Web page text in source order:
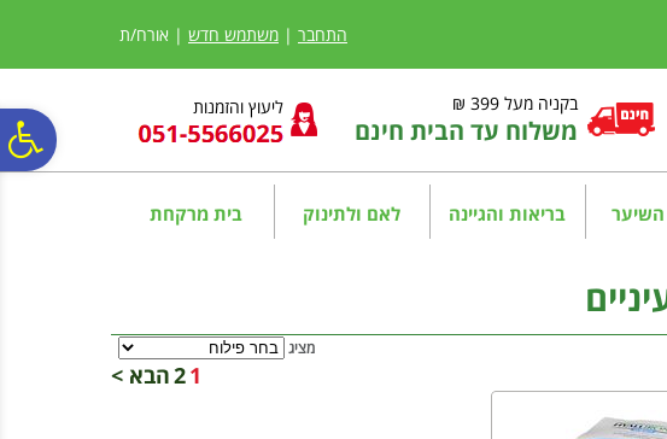
נגישות
אתר
המרכזי התחבר | משתמש חדש | אורח/ת
בקניה מעל 399 ₪
משלוח עד הבית חינם
ליעוץ והזמנות
השיער בריאות והגיינה לאם ולתינוק בית מרקחת
מציג
1
2הבא >